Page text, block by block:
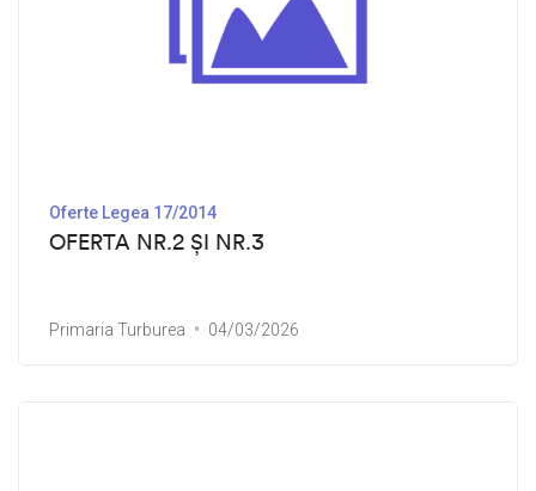
Oferte Legea 17/2014
OFERTA NR.2 ȘI NR.3
Primaria Turburea 04/03/2026